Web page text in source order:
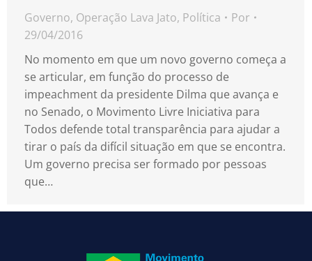
Governo, Operação Lava Jato, Política
Por
29/04/2016
No momento em que um novo governo começa a
se articular, em função do processo de
impeachment da presidente Dilma que avança e
no Senado, o Movimento Livre Iniciativa para
Todos defende total transparência para ajudar a
tirar o país da difícil situação em que se encontra.
Um governo precisa ser formado por pessoas
que…